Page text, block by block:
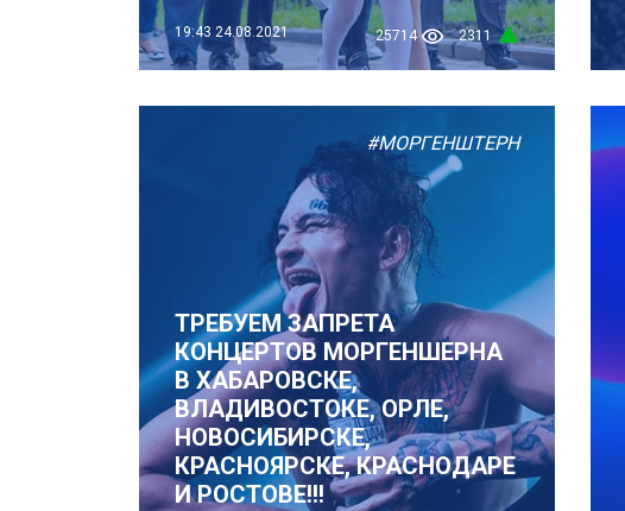
19:43 24.08.2021 25714 2311
#МОРГЕНШТЕРН
ТРЕБУЕМ ЗАПРЕТА
КОНЦЕРТОВ МОРГЕНШЕРНА
В ХАБАРОВСКЕ,
ВЛАДИВОСТОКЕ, ОРЛЕ,
НОВОСИБИРСКЕ,
КРАСНОЯРСКЕ, КРАСНОДАРЕ
И РОСТОВЕ!!!